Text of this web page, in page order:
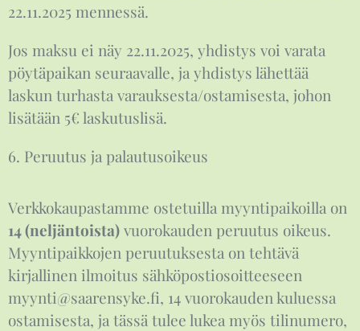
22.11.2025 mennessä.
Jos maksu ei näy 22.11.2025, yhdistys voi varata
pöytäpaikan seuraavalle, ja yhdistys lähettää
laskun turhasta varauksesta/ostamisesta, johon
lisätään 5€ laskutuslisä.
6. Peruutus ja palautusoikeus
Verkkokaupastamme ostetuilla myyntipaikoilla on
14 (neljäntoista)vuorokauden peruutus oikeus.
Myyntipaikkojen peruutuksesta on tehtävä
kirjallinen ilmoitus sähköpostiosoitteeseen
myynti@saarensyke.fi, 14 vuorokauden kuluessa
ostamisesta, ja tässä tulee lukea myös tilinumero,